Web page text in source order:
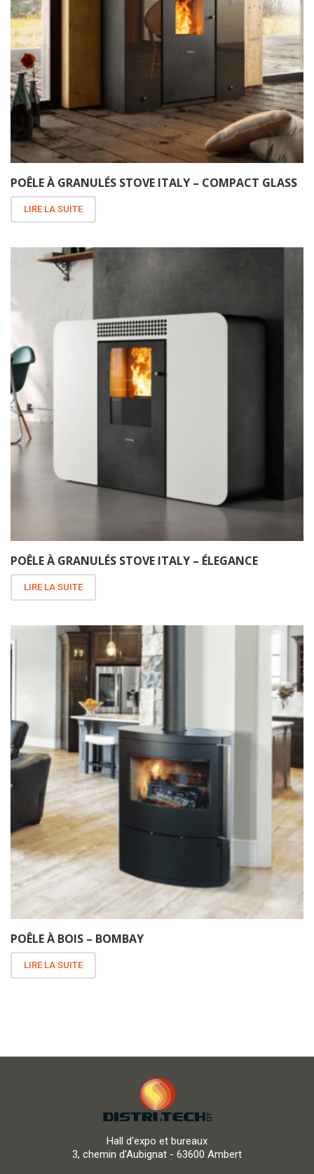
POÊLE À GRANULÉS STOVE ITALY – COMPACT GLASS
LIRE LA SUITE
POÊLE À GRANULÉS STOVE ITALY – ÉLEGANCE
LIRE LA SUITE
POÊLE À BOIS – BOMBAY
LIRE LA SUITE
Hall d'expo et bureaux
3, chemin d'Aubignat - 63600 Ambert